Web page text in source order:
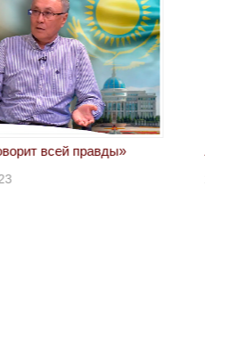
всей правды»